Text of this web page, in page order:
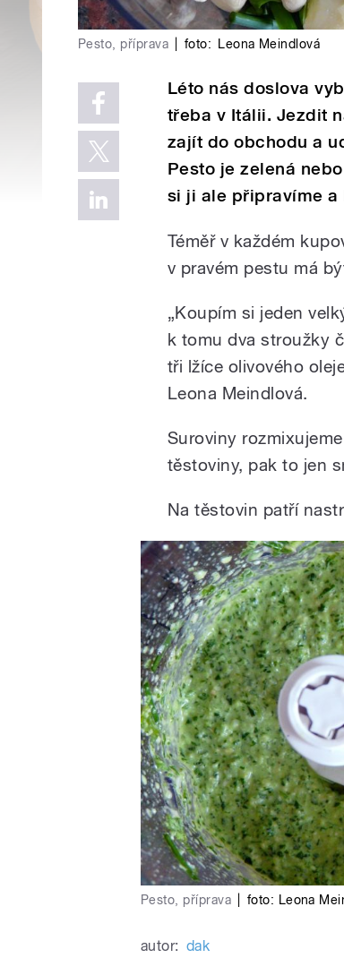
Pesto, příprava foto: Leona Meindlová
Léto nás doslova
třeba v Itálii. Jezdit
zajít do obchodu a
Pesto je zelená
si ji ale připravíme a
Téměř v každém
v pravém pestu má
„Koupím si jeden
k tomu dva stroužky
tři lžíce olivového
Leona Meindlová.
Suroviny
těstoviny, pak to jen
Na těstovin patří
Pesto, příprava foto: Leona
autor: dak